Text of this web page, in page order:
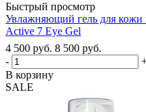
Быстрый просмотр
Увлажняющий гель для кожи
Active 7 Eye Gel
4 500 руб. 8 500 руб.
-
В корзину
SALE